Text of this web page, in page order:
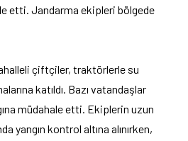
etti. Jandarma ekipleri bölgede
çiftçiler, traktörlerle su
katıldı. Bazı vatandaşlar
müdahale etti. Ekiplerin uzun
yangın kontrol altına alınırken,